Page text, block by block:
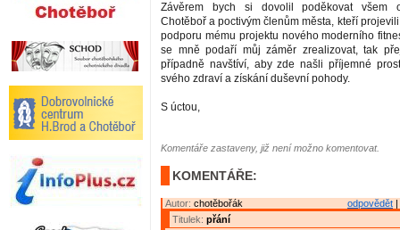
Závěrem bych si dovolil poděkovat všem
Chotěboř a poctivým členům města, kteří
podporu mému projektu nového moderního
se mně podaří můj záměr zrealizovat, tak
případně navštíví, aby zde našli příjemné
svého zdraví a získání duševní pohody.
S úctou,
Komentáře zastaveny, již není možno komentovat.
KOMENTÁŘE:
odpovědět
Autor: chotěbořák
Titulek: přání